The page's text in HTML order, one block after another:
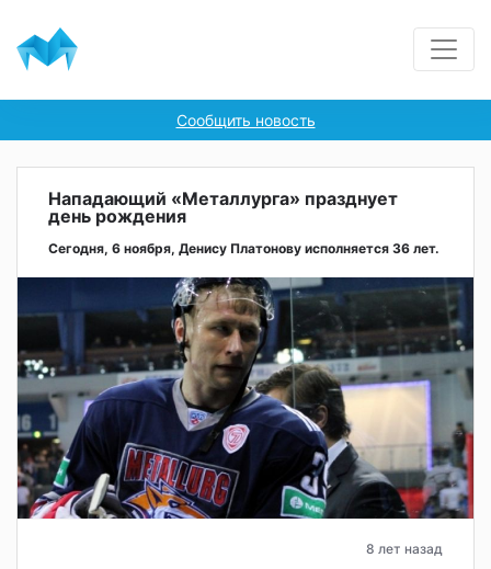
Сообщить новость
Нападающий «Металлурга» празднует
день рождения
Сегодня, 6 ноября, Денису Платонову исполняется 36 лет.
8 лет назад